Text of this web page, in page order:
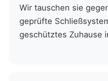
Wir tauschen sie
geprüfte
geschütztes Zuhause